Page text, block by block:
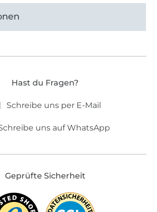
Hast du Fragen?
Schreibe uns per E-Mail
uns auf WhatsApp
Geprüfte Sicherheit